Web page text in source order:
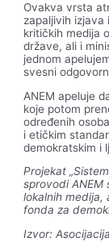
Ovakva vrsta
zapaljivih izjava
kritičkih medija
države, ali i
jednom
svesni
ANEM apeluje
koje potom
određenih
i etičkim
demokratskim i
Projekat
sprovodi ANEM
lokalnih medija,
fonda za
Izvor: